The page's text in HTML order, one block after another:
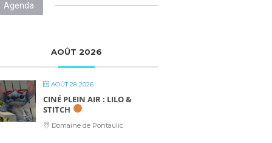
Agenda
AOÛT 2026
AOÛT 28 2026
CINÉ PLEIN AIR : LILO &
STITCH
Domaine de Pontaulic